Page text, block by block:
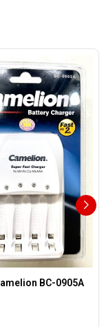
Camelion BC-0905A